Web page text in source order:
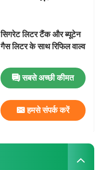
सिगरेट लिटर टैंक और ब्यूटेन
गैस लिटर के साथ रिफिल वाल्व
सबसे अच्छी कीमत
हमसे संपर्क करें